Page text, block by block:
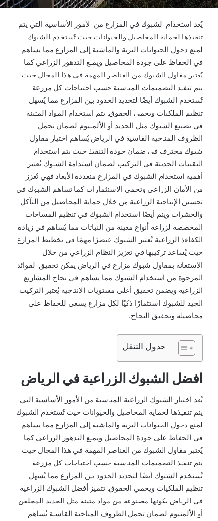
يُعد استخدام الشبوك في المزارع من الأمور الأساسية التي يتم
تنفيذها لحماية المحاصيل والحيوانات حيث تُستخدم الشبوك
لمنع دخول الحيوانات البرية والماشية إلى المزارع مما يساهم
في الحفاظ على جودة المحاصيل ويمنع التدهور الزراعي كما
يُعتبر مقاول الشبوك من العناصر المهمة في هذا المجال حيث
يتم تنفيذ التصميمات المناسبة حسب احتياجات كل مزرعة
تُستخدم الشبوك أيضًا لتحديد الحدود بين المزارع مما يُسهل
تنظيم الملكيات ويحمي الحقوق. يتم استخدام المواد المتينة
في تصنيع الشبوك مثل الحديد أو الألمنيوم لضمان تحمل
الظروف المناخية القاسية في الرياض يُساهم اختيار مقاول
شبوك محترف في ضمان جودة التنفيذ حيث يتم استخدام
التقنيات الحديثة في التركيب لضمان استدامة الشبوك تُعتبر
أهمية استخدام الشبوك في المزارع متعددة الأبعاد فهي تُعزز
من الأمان الزراعي وتحمي الاستثمارات كما تساهم الشبوك في
تحسين الإنتاجية الزراعية من خلال حماية المحاصيل من التآكل
والحشرات ويتم أيضًا استخدام الشبوك في تنظيم المساحات
المخصصة لزراعة أنواع معينة من النباتات مما يُساهم في زيادة
الكفاءة الزراعية تُعتبر الشبوك عنصرًا مهمًا في تخطيط المزارع
حيث يُساعد تركيبها في تعزيز النظام الزراعي من خلال
الاستعانة بمقاول شبوك مزارع في الرياض يمكن تحقيق الفوائد
المرجوة من استخدام الشبوك مما يساهم في نجاح المشاريع
الزراعية ويضمن تحقيق أعلى مستويات الإنتاجية يُعتبر التركيب
الجيد للشبوك استثمارًا ذكيًا لكل مزارع يسعى للحفاظ على
محاصيله وتحقيق النجاح.
جدول التنقل
افضل الشبوك الزراعية في الرياض
يُعد اختيار الشبوك الزراعية المناسبة من الأمور الأساسية التي
يتم تنفيذها لحماية المحاصيل والحيوانات حيث تُستخدم الشبوك
لمنع دخول الحيوانات البرية والماشية إلى المزارع مما يساهم
في الحفاظ على جودة المحاصيل ويمنع التدهور الزراعي كما
يُعتبر مقاول الشبوك من العناصر المهمة في هذا المجال حيث
يتم تنفيذ التصميمات المناسبة حسب احتياجات كل مزرعة
تُستخدم الشبوك أيضًا لتحديد الحدود بين المزارع مما يُسهل
تنظيم الملكيات ويحمي الحقوق. تتميز أفضل الشبوك الزراعية
في الرياض بكونها مصنوعة من مواد متينة مثل الحديد المجلفن
أو الألمنيوم لضمان تحمل الظروف المناخية القاسية يُساهم